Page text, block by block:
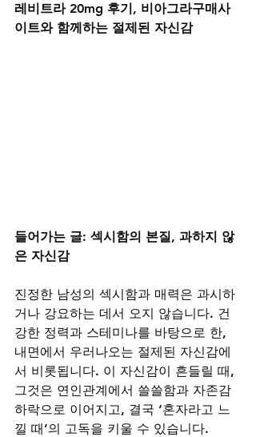
레비트라 20mg 후기, 비아그라구매사
이트와 함께하는 절제된 자신감
들어가는 글: 섹시함의 본질, 과하지 않
은 자신감
진정한 남성의 섹시함과 매력은 과시하
거나 강요하는 데서 오지 않습니다. 건
강한 정력과 스테미나를 바탕으로 한,
내면에서 우러나오는 절제된 자신감에
서 비롯됩니다. 이 자신감이 흔들릴 때,
그것은 연인관계에서 쓸쓸함과 자존감
하락으로 이어지고, 결국 ‘혼자라고 느
낄 때’의 고독을 키울 수 있습니다.